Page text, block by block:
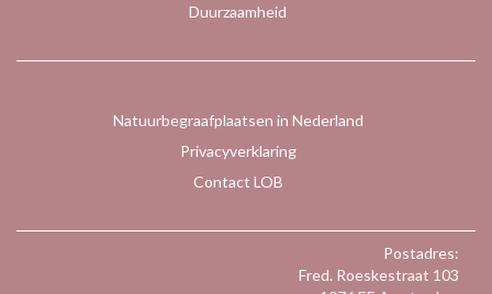
Duurzaamheid
Natuurbegraafplaatsen in Nederland
Privacyverklaring
Contact LOB
Postadres:
Fred. Roeskestraat 103